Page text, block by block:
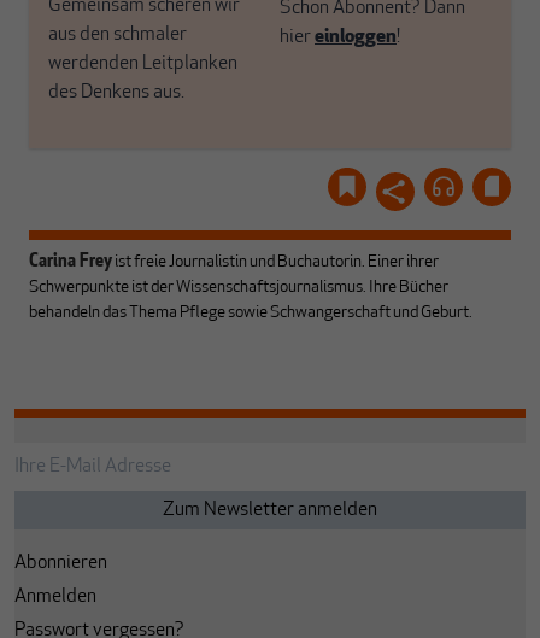
Gemeinsam scheren wir
aus den schmaler
werdenden Leitplanken
des Denkens aus.
Schon Abonnent? Dann
hiereinloggen!
Carina Frey ist freie Journalistin und Buchautorin. Einer ihrer
Schwerpunkte ist der Wissenschaftsjournalismus. Ihre Bücher
behandeln das Thema Pflege sowie Schwangerschaft und Geburt.
Abonnieren
Anmelden
Passwort vergessen?